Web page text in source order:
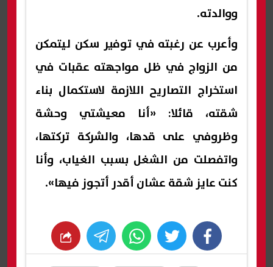
ووالدته.
وأعرب عن رغبته في توفير سكن ليتمكن
من الزواج في ظل مواجهته عقبات في
استخراج التصاريح اللازمة لاستكمال بناء
شقته، قائلا: «أنا معيشتي وحشة
وظروفي على قدها، والشركة تركتها،
واتفصلت من الشغل بسبب الغياب، وأنا
كنت عايز شقة عشان أقدر أتجوز فيها».
facebook
twitter
whats